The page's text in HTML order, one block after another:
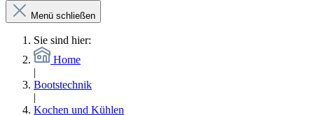
Menü schließen
Sie sind hier:
Home
|
Bootstechnik
|
Kochen und Kühlen